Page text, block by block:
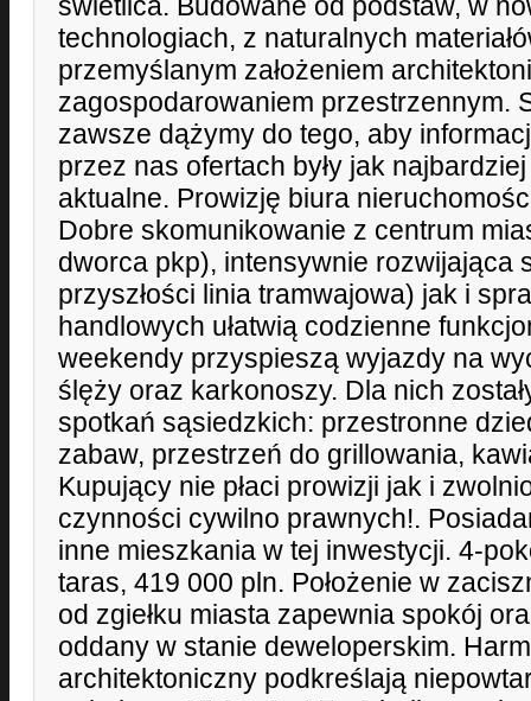
świetlica. Budowane od podstaw, w
technologiach, z naturalnych
przemyślanym założeniem
zagospodarowaniem przestrzennym.
zawsze dążymy do tego, aby
przez nas ofertach były jak
aktualne. Prowizję biura
Dobre skomunikowanie z centrum
dworca pkp), intensywnie rozwijająca
przyszłości linia tramwajowa) jak i
handlowych ułatwią codzienne
weekendy przyspieszą wyjazdy na
ślęży oraz karkonoszy. Dla nich
spotkań sąsiedzkich: przestronne
zabaw, przestrzeń do grillowania,
Kupujący nie płaci prowizji jak i
czynności cywilno prawnych!.
inne mieszkania w tej inwestycji. 4-
taras, 419 000 pln. Położenie w
od zgiełku miasta zapewnia spokój
oddany w stanie deweloperskim.
architektoniczny podkreślają